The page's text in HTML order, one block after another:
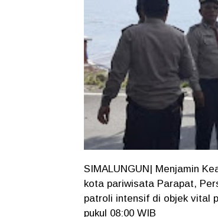
SIMALUNGUN| Menjamin
kota pariwisata Parapat,
patroli intensif di objek vital
pukul 08:00 WIB